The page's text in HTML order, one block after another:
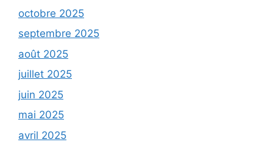
octobre 2025
septembre 2025
août 2025
juillet 2025
juin 2025
mai 2025
avril 2025